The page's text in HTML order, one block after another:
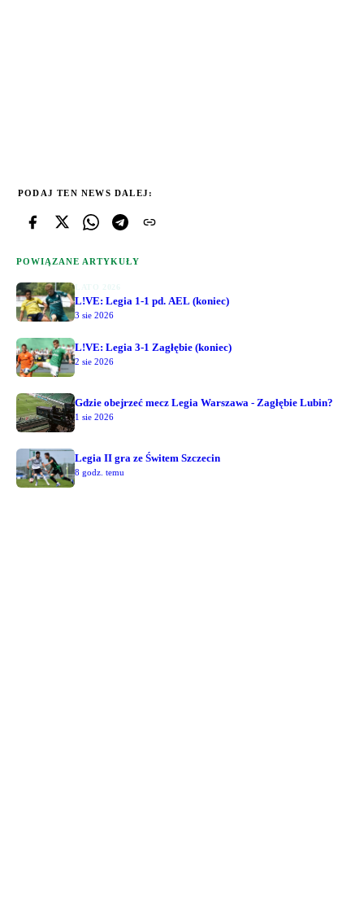
PODAJ TEN NEWS DALEJ:
POWIĄZANE ARTYKUŁY
L!VE: Legia 1-1 pd. AEL (koniec)
3 sie 2026
L!VE: Legia 3-1 Zagłębie (koniec)
2 sie 2026
Gdzie obejrzeć mecz Legia Warszawa - Zagłębie Lubin?
1 sie 2026
Legia II gra ze Świtem Szczecin
8 godz. temu